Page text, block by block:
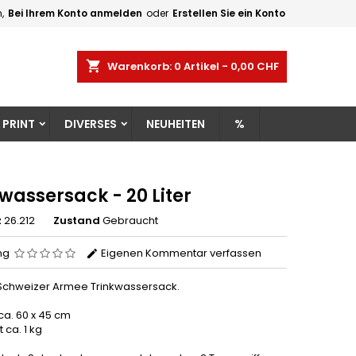
Bei Ihrem Konto anmelden oder Erstellen Sie ein Konto
shopping_cart Warenkorb: 0 Artikel - 0,00 CHF
DIVERSES NEUHEITEN %
- 20 Liter
26.212 Zustand Gebraucht
Eigenen Kommentar verfassen
Armee Trinkwassersack.
60 x 45 cm
1 kg